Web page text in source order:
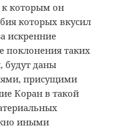
к которым он
которых вкусил
искренние
поклонения таких
будут даны
присущими
Коран в такой
иными